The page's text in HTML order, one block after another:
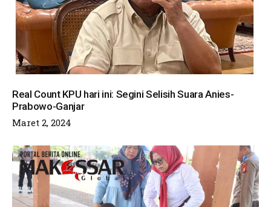
Real Count KPU hari ini: Segini Selisih Suara Anies-
Prabowo-Ganjar
Maret 2, 2024